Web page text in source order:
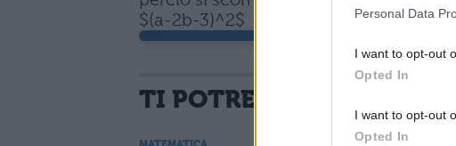
Personal Data
I want to opt-out
Opted In
I want to opt-out
Opted In
$(a-2b-3)^2$
TI POTREBBE